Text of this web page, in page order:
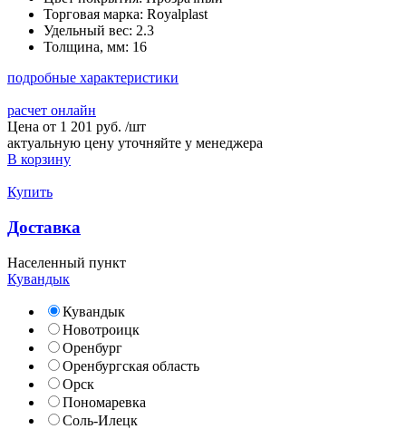
Торговая марка: Royalplast
Удельный вес: 2.3
Толщина, мм: 16
подробные характеристики
расчет онлайн
Цена от 1 201 руб. /шт
актуальную цену уточняйте у менеджера
В корзину
Купить
Доставка
Населенный пункт
Кувандык
Кувандык
Новотроицк
Оренбург
Оренбургская область
Орск
Пономаревка
Соль-Илецк